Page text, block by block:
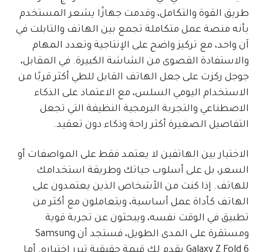
طريق القوة والتكامل، وقدمت جهازًا يشعر المستخدم
بأنه منصة عمل متكاملة تجمع بين الهاتف والتابلت في
آن واحد، مع تركيز واضح على الإنتاجية وتعدد المهام
والاستفادة القصوى من الشاشة الكبيرة. في المقابل،
جوجل ركزت على جعل الهاتف القابل للطي أكثر قربًا من
الاستخدام اليومي السلس، مع الاعتماد على الذكاء
الاصطناعي والتجربة البرمجية النظيفة التي تجعل
التفاصيل الصغيرة أكثر راحة وذكاء دون تعقيد.
الاختيار بين الهاتفين لا يعتمد فقط على المواصفات أو
السعر، بل على أسلوب حياتك وطريقة استخدامك
للهاتف. إذا كنت من الأشخاص الذين يعتمدون على
الهاتف كأداة عمل أساسية، ويتعاملون مع أكثر من
تطبيق في الوقت نفسه، ويبحثون عن تجربة قوية
ومستقرة على المدى الطويل، فستجد أن Samsung